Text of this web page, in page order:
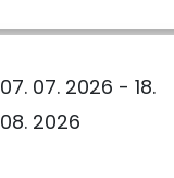
07. 07. 2026 - 18.
08. 2026